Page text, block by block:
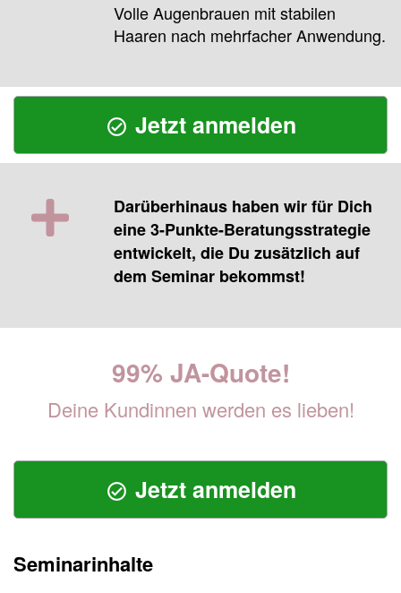
Volle Augenbrauen mit stabilen
Haaren nach mehrfacher Anwendung.
Jetzt anmelden
Darüberhinaus haben wir für Dich
eine 3-Punkte-Beratungsstrategie
entwickelt, die Du zusätzlich auf
dem Seminar bekommst!
99% JA-Quote!
Deine Kundinnen werden es lieben!
Jetzt anmelden
Seminarinhalte